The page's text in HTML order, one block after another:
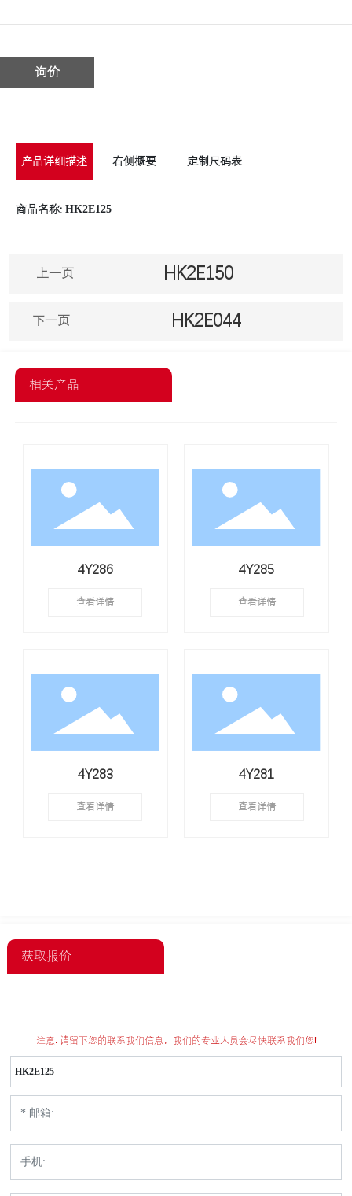
询价
产品详细描述 右侧概要 定制尺码表
商品名称: HK2E125
上一页 HK2E150
下一页 HK2E044
| 相关产品
4Y286
查看详情
4Y285
查看详情
4Y283
查看详情
4Y281
查看详情
| 获取报价
注意: 请留下您的联系我们信息，我们的专业人员会尽快联系我们您!
HK2E125